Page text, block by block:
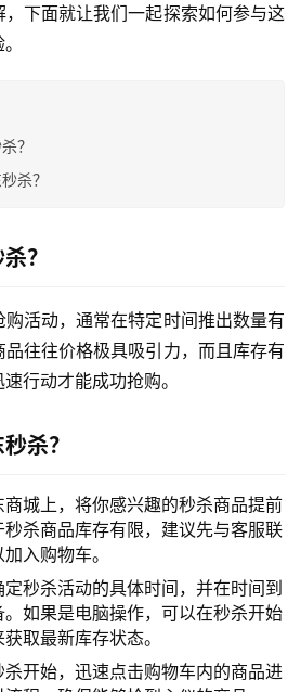
下面就让我们一起探索如何参与这
？
杀？
？
活动，通常在特定时间推出数量有
往往价格极具吸引力，而且库存有
行动才能成功抢购。
杀？
商城上，将你感兴趣的秒杀商品提前
杀商品库存有限，建议先与客服联
入购物车。
定秒杀活动的具体时间，并在时间到
如果是电脑操作，可以在秒杀开始
取最新库存状态。
杀开始，迅速点击购物车内的商品进